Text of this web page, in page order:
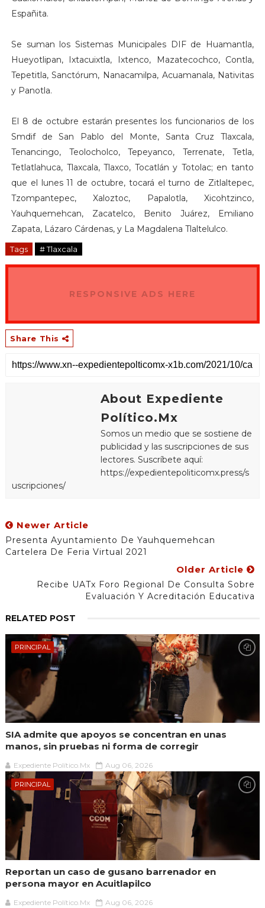
Españita.
Se suman los Sistemas Municipales DIF de Huamantla,
Hueyotlipan, Ixtacuixtla, Ixtenco, Mazatecochco, Contla,
Tepetitla, Sanctórum, Nanacamilpa, Acuamanala, Nativitas
y Panotla.
El 8 de octubre estarán presentes los funcionarios de los
Smdif de San Pablo del Monte, Santa Cruz Tlaxcala,
Tenancingo, Teolocholco, Tepeyanco, Terrenate, Tetla,
Tetlatlahuca, Tlaxcala, Tlaxco, Tocatlán y Totolac; en tanto
que el lunes 11 de octubre, tocará el turno de Zitlaltepec,
Tzompantepec, Xaloztoc, Papalotla, Xicohtzinco,
Yauhquemehcan, Zacatelco, Benito Juárez, Emiliano
Zapata, Lázaro Cárdenas, y La Magdalena Tlaltelulco.
Tags # Tlaxcala
RESPONSIVE ADS HERE
Share This
About Expediente
Político.Mx
Somos un medio que se sostiene de
publicidad y las suscripciones de sus
lectores. Suscríbete aquí:
https://expedientepoliticomx.press/s
uscripciones/
Newer Article
Presenta Ayuntamiento De Yauhquemehcan
Cartelera De Feria Virtual 2021
Older Article
Recibe UATx Foro Regional De Consulta Sobre
Evaluación Y Acreditación Educativa
RELATED POST
PRINCIPAL
SIA admite que apoyos se concentran en unas
manos, sin pruebas ni forma de corregir
Expediente Político.Mx Aug 06, 2026
PRINCIPAL
Reportan un caso de gusano barrenador en
persona mayor en Acuitlapilco
Expediente Político.Mx Aug 06, 2026